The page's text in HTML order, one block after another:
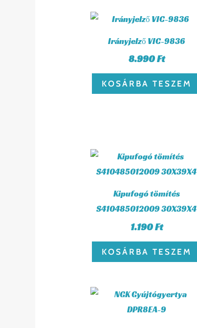
Irányjelző VIC-9836
8.990Ft
KOSÁRBA TESZEM
Kipufogó tömítés
S410485012009 30X39X4
1.190Ft
KOSÁRBA TESZEM